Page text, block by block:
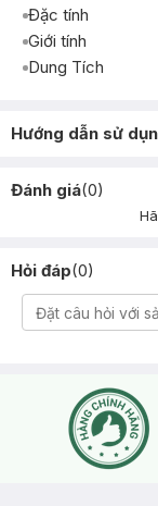
Đặc tính
Giới tính
Dung Tích
Hướng dẫn sử
Đánh giá(0)
Hỏi đáp(0)